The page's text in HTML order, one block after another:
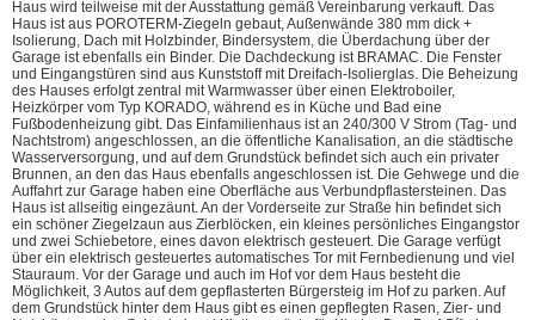
Haus wird teilweise mit der Ausstattung gemäß Vereinbarung verkauft. Das
Haus ist aus POROTERM-Ziegeln gebaut, Außenwände 380 mm dick +
Isolierung, Dach mit Holzbinder, Bindersystem, die Überdachung über der
Garage ist ebenfalls ein Binder. Die Dachdeckung ist BRAMAC. Die Fenster
und Eingangstüren sind aus Kunststoff mit Dreifach-Isolierglas. Die Beheizung
des Hauses erfolgt zentral mit Warmwasser über einen Elektroboiler,
Heizkörper vom Typ KORADO, während es in Küche und Bad eine
Fußbodenheizung gibt. Das Einfamilienhaus ist an 240/300 V Strom (Tag- und
Nachtstrom) angeschlossen, an die öffentliche Kanalisation, an die städtische
Wasserversorgung, und auf dem Grundstück befindet sich auch ein privater
Brunnen, an den das Haus ebenfalls angeschlossen ist. Die Gehwege und die
Auffahrt zur Garage haben eine Oberfläche aus Verbundpflastersteinen. Das
Haus ist allseitig eingezäunt. An der Vorderseite zur Straße hin befindet sich
ein schöner Ziegelzaun aus Zierblöcken, ein kleines persönliches Eingangstor
und zwei Schiebetore, eines davon elektrisch gesteuert. Die Garage verfügt
über ein elektrisch gesteuertes automatisches Tor mit Fernbedienung und viel
Stauraum. Vor der Garage und auch im Hof vor dem Haus besteht die
Möglichkeit, 3 Autos auf dem gepflasterten Bürgersteig im Hof zu parken. Auf
dem Grundstück hinter dem Haus gibt es einen gepflegten Rasen, Zier- und